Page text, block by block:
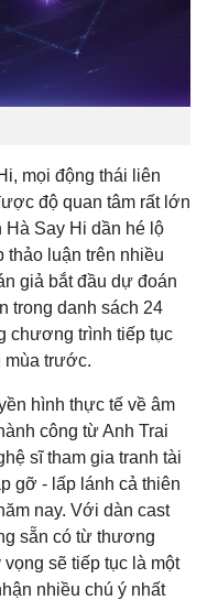
mọi động thái liên
độ quan tâm rất lớn
Hà Say Hi dần hé lộ
thảo luận trên nhiều
giả bắt đầu dự đoán
trong danh sách 24
chương trình tiếp tục
mùa trước.
hình thực tế về âm
công từ Anh Trai
sĩ tham gia tranh tài
gỡ - lấp lánh cả thiên
nay. Với dàn cast
sẵn có từ thương
sẽ tiếp tục là một
nhiều chú ý nhất